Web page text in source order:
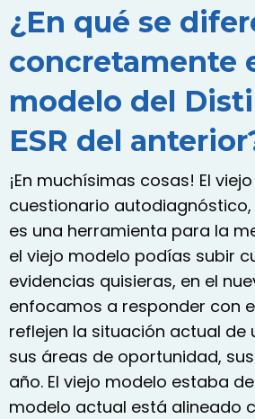
¿En qué se
concretamente
modelo del
ESR del
¡En muchísimas cosas! El
cuestionario
es una herramienta para la
el viejo modelo podías subir
evidencias quisieras, en el
enfocamos a responder con
reflejen la situación actual de
sus áreas de oportunidad,
año. El viejo modelo estaba
modelo actual está alineado